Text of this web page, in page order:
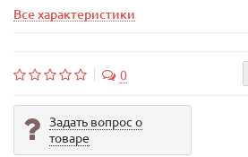
Все характеристики
0
Задать вопрос о
товаре